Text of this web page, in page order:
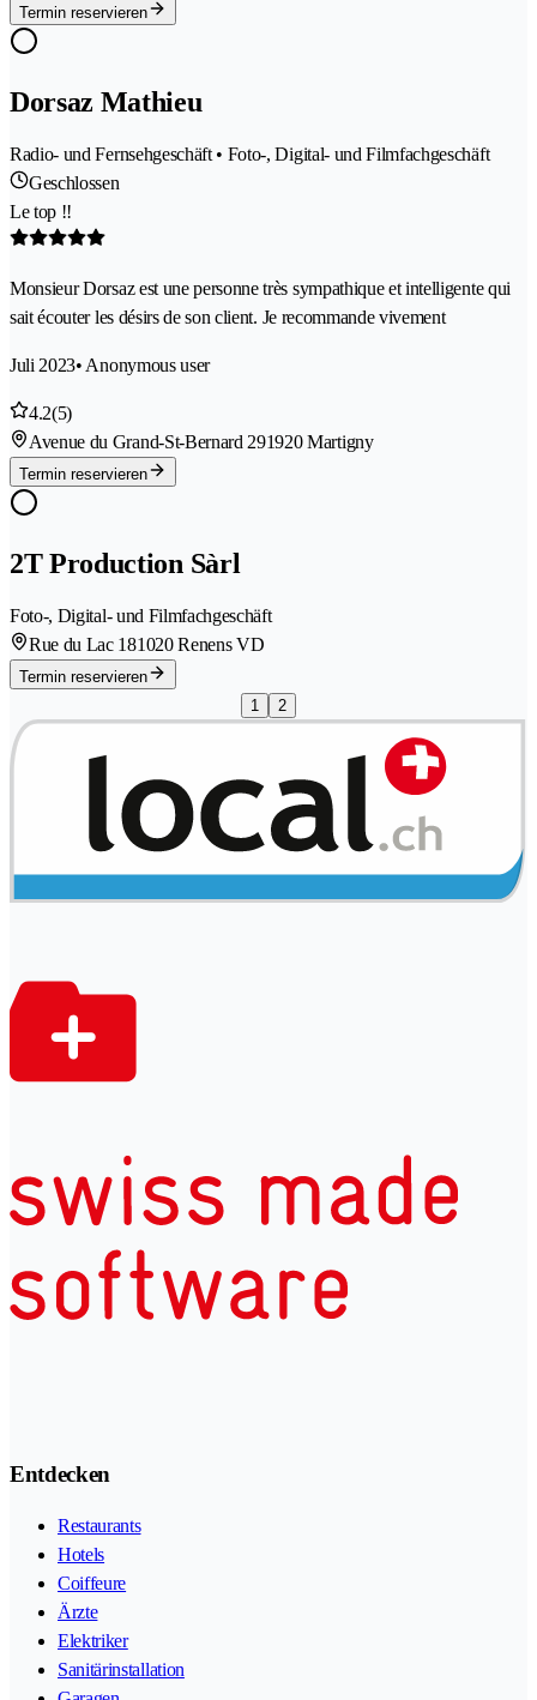
Termin reservieren
Dorsaz Mathieu
Radio- und Fernsehgeschäft • Foto-, Digital- und Filmfachgeschäft
Geschlossen
Le top !!
Monsieur Dorsaz est une personne très sympathique et intelligente qui
sait écouter les désirs de son client. Je recommande vivement
Juli 2023• Anonymous user
4.2(5)
Avenue du Grand-St-Bernard 291920 Martigny
Termin reservieren
2T Production Sàrl
Foto-, Digital- und Filmfachgeschäft
Rue du Lac 181020 Renens VD
Termin reservieren
1
2
Entdecken
Restaurants
Hotels
Coiffeure
Ärzte
Elektriker
Sanitärinstallation